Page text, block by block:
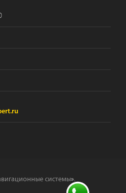
системы».